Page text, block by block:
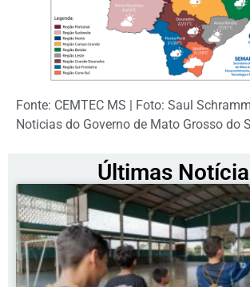
Fonte: CEMTEC MS | Foto: Saul
Noticias do Governo de Mato Grosso do
Últimas